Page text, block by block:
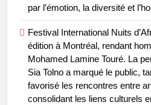
par l’émotion, la diversité et
Festival International Nuits
édition à Montréal, rendant
Mohamed Lamine Touré. La
Sia Tolno a marqué le public,
favorisé les rencontres entre
consolidant les liens culturels